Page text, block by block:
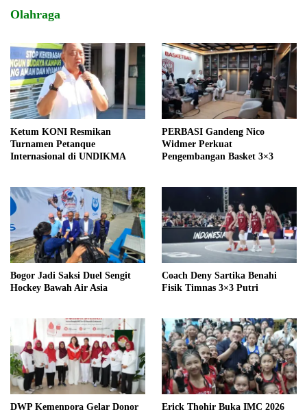
Olahraga
Ketum KONI Resmikan
Turnamen Petanque
Internasional di UNDIKMA
PERBASI Gandeng Nico
Widmer Perkuat
Pengembangan Basket 3×3
Bogor Jadi Saksi Duel Sengit
Hockey Bawah Air Asia
Coach Deny Sartika Benahi
Fisik Timnas 3×3 Putri
DWP Kemenpora Gelar Donor Erick Thohir Buka IMC 2026